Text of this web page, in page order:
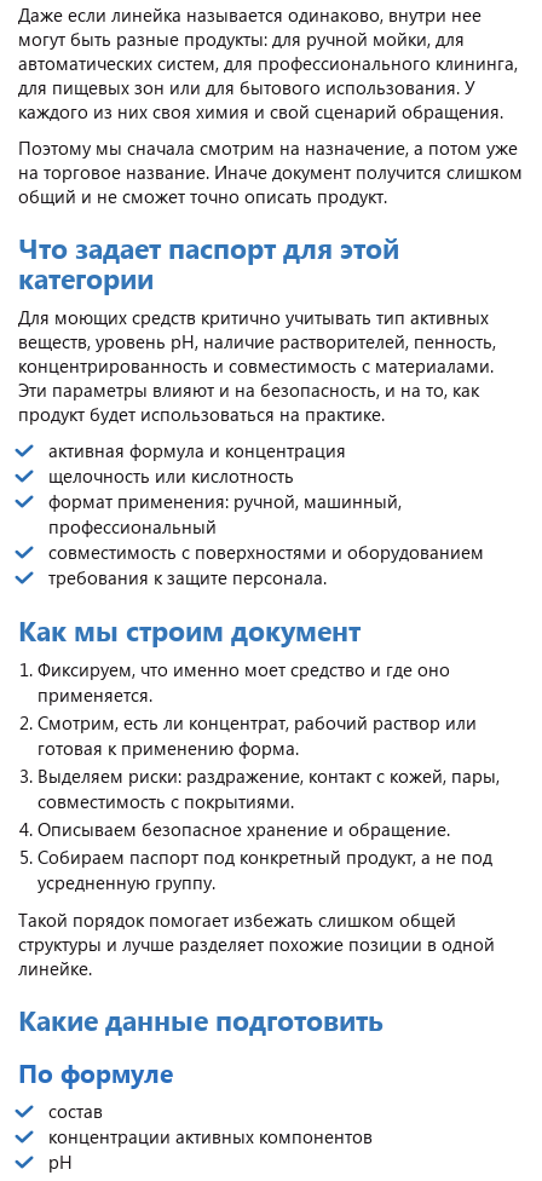
Даже если линейка называется одинаково, внутри нее
могут быть разные продукты: для ручной мойки, для
автоматических систем, для профессионального клининга,
для пищевых зон или для бытового использования. У
каждого из них своя химия и свой сценарий обращения.
Поэтому мы сначала смотрим на назначение, а потом уже
на торговое название. Иначе документ получится слишком
общий и не сможет точно описать продукт.
Что задает паспорт для этой
категории
Для моющих средств критично учитывать тип активных
веществ, уровень pH, наличие растворителей, пенность,
концентрированность и совместимость с материалами.
Эти параметры влияют и на безопасность, и на то, как
продукт будет использоваться на практике.
активная формула и концентрация
щелочность или кислотность
формат применения: ручной, машинный,
профессиональный
совместимость с поверхностями и оборудованием
требования к защите персонала.
Как мы строим документ
Фиксируем, что именно моет средство и где оно
применяется.
Смотрим, есть ли концентрат, рабочий раствор или
готовая к применению форма.
Выделяем риски: раздражение, контакт с кожей, пары,
совместимость с покрытиями.
Описываем безопасное хранение и обращение.
Собираем паспорт под конкретный продукт, а не под
усредненную группу.
Такой порядок помогает избежать слишком общей
структуры и лучше разделяет похожие позиции в одной
линейке.
Какие данные подготовить
По формуле
состав
концентрации активных компонентов
pH